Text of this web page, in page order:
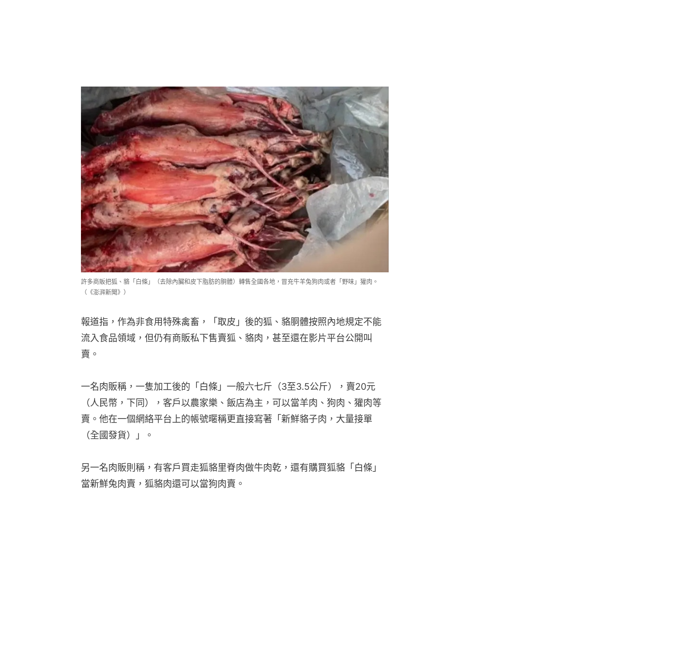
許多商販把狐、貉「白條」（去除內臟和皮下脂肪的胴體）轉售全國各地，冒充牛羊兔狗肉或者「野味」獾肉。
（《澎湃新聞》）
報道指，作為非食用特殊禽畜，「取皮」後的狐、貉胴體按照內地規定不能
流入食品領域，但仍有商販私下售賣狐、貉肉，甚至還在影片平台公開叫
賣。
一名肉販稱，一隻加工後的「白條」一般六七斤（3至3.5公斤），賣20元
（人民幣，下同），客戶以農家樂、飯店為主，可以當羊肉、狗肉、獾肉等
賣。他在一個網絡平台上的帳號暱稱更直接寫著「新鮮貉子肉，大量接單
（全國發貨）」。
另一名肉販則稱，有客戶買走狐貉里脊肉做牛肉乾，還有購買狐貉「白條」
當新鮮兔肉賣，狐貉肉還可以當狗肉賣。